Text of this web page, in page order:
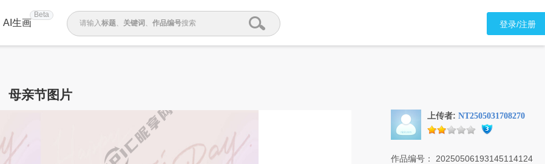
AI生画
Beta
请输入标题、 关键词 、 作品编号搜索 登录/注册
母亲节图片
上传者: NT2505031708270
作品编号：
20250506193145114124